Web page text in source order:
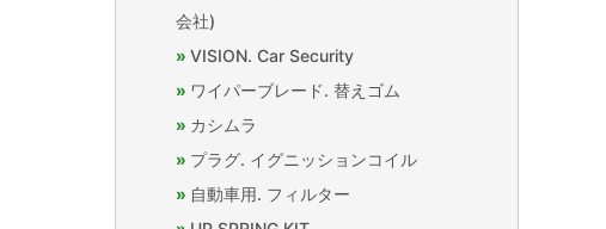
会社)
VISION. Car Security
ワイパーブレード. 替えゴム
カシムラ
プラグ. イグニッションコイル
自動車用. フィルター